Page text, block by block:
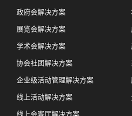
政府会解决方案
展览会解决方案
学术会解决方案
协会社团解决方案
企业级活动管理解决方案
线上活动解决方案
线上会客厅解决方案